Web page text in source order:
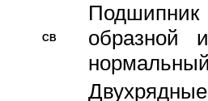
CB
Подшипник
образной
нормальный